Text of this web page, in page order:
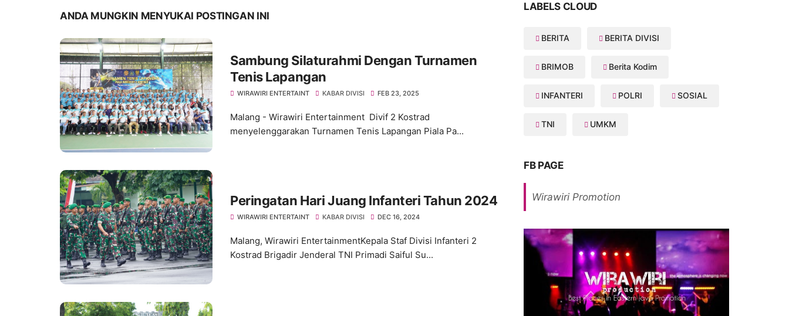
ANDA MUNGKIN MENYUKAI POSTINGAN INI
Sambung Silaturahmi Dengan Turnamen
Tenis Lapangan
WIRAWIRI ENTERTAINT KABAR DIVISI FEB 23, 2025
Malang - Wirawiri Entertainment Divif 2 Kostrad
menyelenggarakan Turnamen Tenis Lapangan Piala Pa...
Peringatan Hari Juang Infanteri Tahun 2024
WIRAWIRI ENTERTAINT KABAR DIVISI DEC 16, 2024
Malang, Wirawiri EntertainmentKepala Staf Divisi Infanteri 2
Kostrad Brigadir Jenderal TNI Primadi Saiful Su...
LABELS CLOUD
BERITA BERITA DIVISI
BRIMOB Berita Kodim
INFANTERI POLRI SOSIAL
TNI UMKM
FB PAGE
Wirawiri Promotion